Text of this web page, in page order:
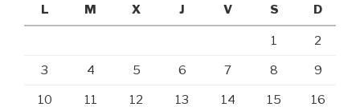
L
M X J V S D
1 2
3 4 5 6 7 8 9
10 11 12 13 14 15 16